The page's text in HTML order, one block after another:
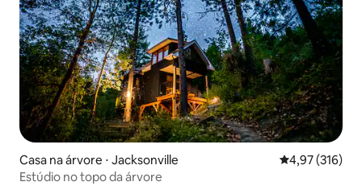
Casa na árvore ⋅ Jacksonville 4,97 de uma
4,97 (316)
Estúdio no topo da árvore